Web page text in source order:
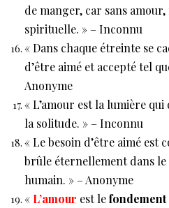
de manger, car sans
spirituelle. » – Inconnu
« Dans chaque étreinte se
d’être aimé et accepté tel
Anonyme
« L’amour est la lumière
la solitude. » – Inconnu
« Le besoin d’être aimé est
brûle éternellement dans
humain. » – Anonyme
« L’amour est lefondement